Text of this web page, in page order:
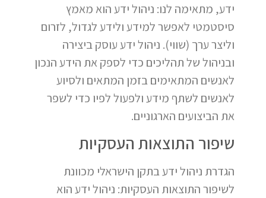
ידע, מתאימה לנו: ניהול ידע הוא מאמץ
סיסטמטי לאפשר למידע ולידע לגדול, לזרום
וליצר ערך (שווי). ניהול ידע עוסק ביצירה
ובניהול של תהליכים כדי לספק את הידע הנכון
לאנשים המתאימים בזמן המתאים ולסיוע
לאנשים לשתף מידע ולפעול לפיו כדי לשפר
את הביצועים הארגוניים.
שיפור התוצאות העסקיות
הגדרת ניהול ידע בתקן הישראלי מכוונת
לשיפור התוצאות העסקיות: ניהול ידע הוא